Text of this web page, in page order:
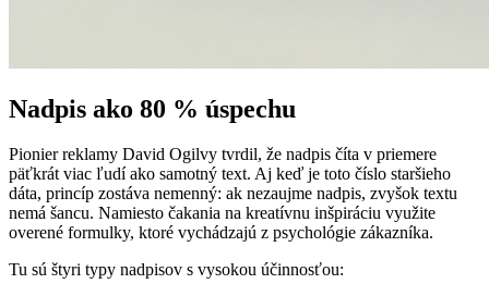
Nadpis ako 80 % úspechu
Pionier reklamy David Ogilvy tvrdil, že nadpis číta v priemere
päťkrát viac ľudí ako samotný text. Aj keď je toto číslo staršieho
dáta, princíp zostáva nemenný: ak nezaujme nadpis, zvyšok textu
nemá šancu. Namiesto čakania na kreatívnu inšpiráciu využite
overené formulky, ktoré vychádzajú z psychológie zákazníka.
Tu sú štyri typy nadpisov s vysokou účinnosťou: